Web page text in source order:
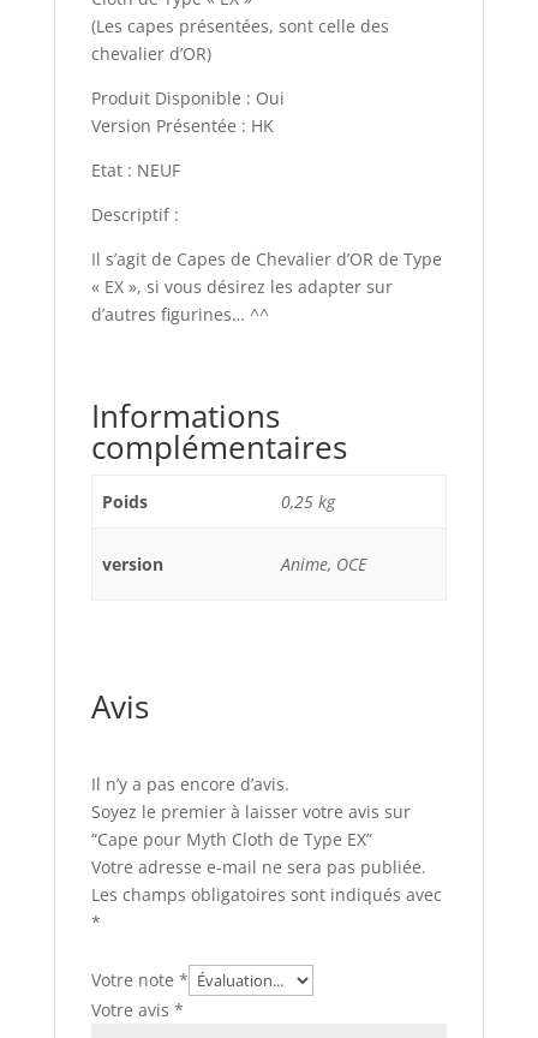
(Les capes présentées, sont celle des
chevalier d’OR)
Produit Disponible : Oui
Version Présentée : HK
Etat : NEUF
Descriptif :
Il s’agit de Capes de Chevalier d’OR de Type
« EX », si vous désirez les adapter sur
d’autres figurines… ^^
Informations
complémentaires
Poids 0,25 kg
version Anime, OCE
Avis
Il n’y a pas encore d’avis.
Soyez le premier à laisser votre avis sur
“Cape pour Myth Cloth de Type EX”
Votre adresse e-mail ne sera pas publiée.
Les champs obligatoires sont indiqués avec
*
Votre note *
Votre avis *